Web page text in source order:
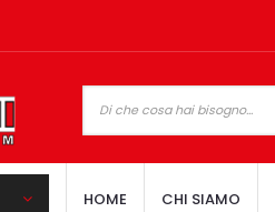
HOME CHI SIAMO